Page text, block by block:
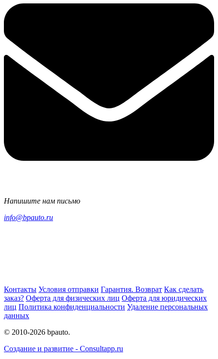
Напишите нам письмо
info@bpauto.ru
Контакты Условия отправки Гарантия. Возврат Как сделать
заказ? Оферта для физических лиц Оферта для юридических
лиц Политика конфиденциальности Удаление персональных
данных
© 2010-2026 bpauto.
Создание и развитие - Consultapp.ru